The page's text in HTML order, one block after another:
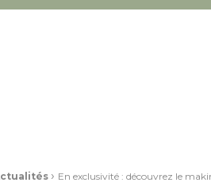
› En exclusivité : découvrez le